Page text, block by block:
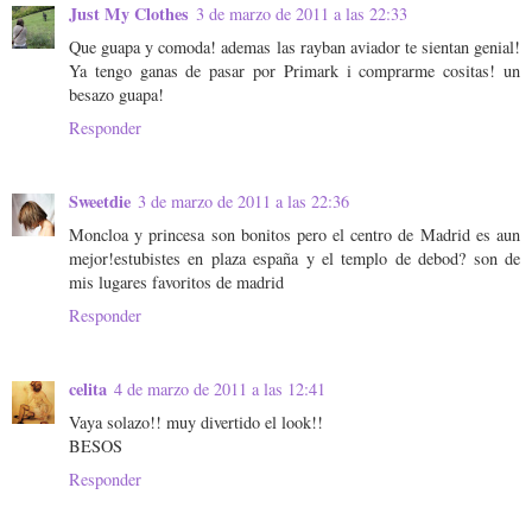
Just My Clothes 3 de marzo de 2011 a las 22:33
Que guapa y comoda! ademas las rayban aviador te sientan genial!
Ya tengo ganas de pasar por Primark i comprarme cositas! un
besazo guapa!
Responder
Sweetdie 3 de marzo de 2011 a las 22:36
Moncloa y princesa son bonitos pero el centro de Madrid es aun
mejor!estubistes en plaza españa y el templo de debod? son de
mis lugares favoritos de madrid
Responder
celita 4 de marzo de 2011 a las 12:41
Vaya solazo!! muy divertido el look!!
BESOS
Responder